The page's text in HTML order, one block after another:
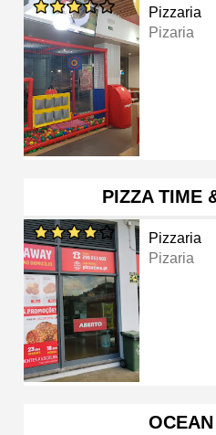
Pizzaria
Pizaria
PIZZA TIME
Pizzaria
Pizaria